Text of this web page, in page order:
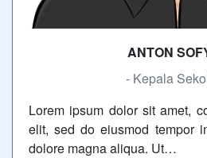
ANTON
- Kepala
Lorem ipsum dolor sit amet,
elit, sed do eiusmod tempor
dolore magna aliqua. Ut…